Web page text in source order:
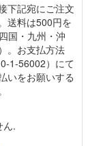
下記宛にご注文
送料は500円を
国・九州・沖
。お支払方法
1-56002）にて
いをお願いする
.